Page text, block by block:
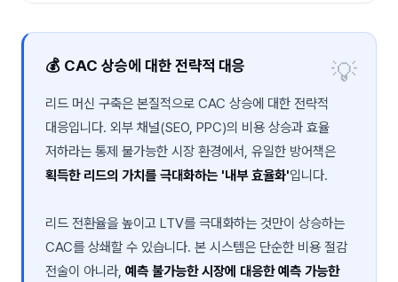
💰 CAC 상승에 대한 전략적 대응
리드 머신 구축은 본질적으로 CAC 상승에 대한 전략적
대응입니다. 외부 채널(SEO, PPC)의 비용 상승과 효율
저하라는 통제 불가능한 시장 환경에서, 유일한 방어책은
획득한 리드의 가치를 극대화하는 '내부 효율화'입니다.
리드 전환율을 높이고 LTV를 극대화하는 것만이 상승하는
CAC를 상쇄할 수 있습니다. 본 시스템은 단순한 비용 절감
전술이 아니라, 예측 불가능한 시장에 대응한 예측 가능한